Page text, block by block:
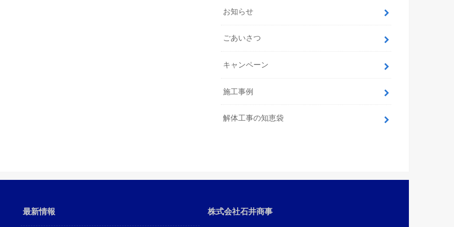
お知らせ
ごあいさつ
キャンペーン
施工事例
解体工事の知恵袋
最新情報 株式会社石井商事